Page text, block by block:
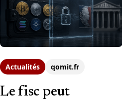
Actualités qomit.fr
Le fisc peut